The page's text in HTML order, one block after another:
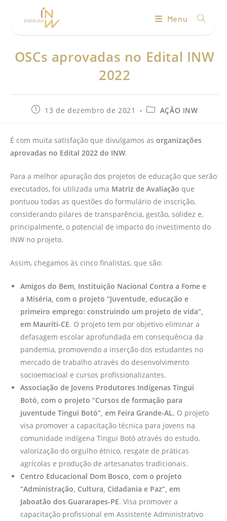
Menu
OSCs aprovadas no Edital INW
2022
13 de dezembro de 2021 AÇÃO INW
É com muita satisfação que divulgamos as organizações
aprovadas no Edital 2022 do INW.
Para a melhor apuração dos projetos de educação que serão
executados, foi utilizada uma Matriz de Avaliação que
pontuou todas as questões do formulário de inscrição,
considerando pilares de transparência, gestão, solidez e,
principalmente, o potencial de impacto do investimento do
INW no projeto.
Assim, chegamos às cinco finalistas, que são:
Amigos do Bem, Instituição Nacional Contra a Fome e
a Miséria, com o projeto “Juventude, educação e
primeiro emprego: construindo um projeto de vida”,
em Mauriti-CE. O projeto tem por objetivo eliminar a
defasagem escolar aprofundada em consequência da
pandemia, promovendo a inserção dos estudantes no
mercado de trabalho através do desenvolvimento
socioemocioal e cursos profissionalizantes.
Associação de Jovens Produtores Indígenas Tingui
Botó, com o projeto “Cursos de formação para
juventude Tingui Botó”, em Feira Grande-AL. O projeto
visa promover a capacitação técnica para jovens na
comunidade indígena Tingui Botó através do estudo,
valorização do orgulho étnico, resgate de práticas
agrícolas e produção de artesanatos tradicionais.
Centro Educacional Dom Bosco, com o projeto
“Administração, Cultura, Cidadania e Paz”, em
Jaboatão dos Guararapes-PE. Visa promover a
capacitação profissional em Assistente Administrativo